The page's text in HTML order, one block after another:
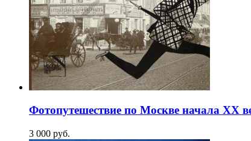
Фотопутешествие по Москве начала XX
3 000 pуб.